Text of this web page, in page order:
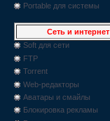
Portable для системы
Сеть и интернет
Soft для сети
FTP
Torrent
Web-редакторы
Аватары и смайлы
Блокировка рекламы